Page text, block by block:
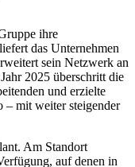
ihre
das Unternehmen
sein Netzwerk an
2025 überschritt die
und erzielte
mit weiter steigender
Am Standort
auf denen in